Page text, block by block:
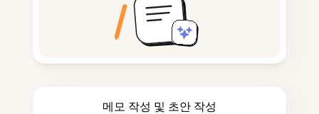
메모 작성 및 초안 작성